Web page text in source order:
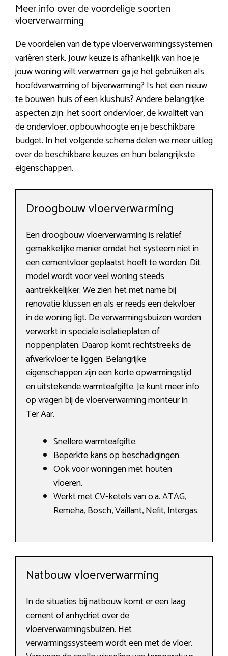
Meer info over de voordelige soorten
vloerverwarming
De voordelen van de type vloerverwarmingssystemen
variëren sterk. Jouw keuze is afhankelijk van hoe je
jouw woning wilt verwarmen: ga je het gebruiken als
hoofdverwarming of bijverwarming? Is het een nieuw
te bouwen huis of een klushuis? Andere belangrijke
aspecten zijn: het soort ondervloer, de kwaliteit van
de ondervloer, opbouwhoogte en je beschikbare
budget. In het volgende schema delen we meer uitleg
over de beschikbare keuzes en hun belangrijkste
eigenschappen.
Droogbouw vloerverwarming
Een droogbouw vloerverwarming is relatief
gemakkelijke manier omdat het systeem niet in
een cementvloer geplaatst hoeft te worden. Dit
model wordt voor veel woning steeds
aantrekkelijker. We zien het met name bij
renovatie klussen en als er reeds een dekvloer
in de woning ligt. De verwarmingsbuizen worden
verwerkt in speciale isolatieplaten of
noppenplaten. Daarop komt rechtstreeks de
afwerkvloer te liggen. Belangrijke
eigenschappen zijn een korte opwarmingstijd
en uitstekende warmteafgifte. Je kunt meer info
op vragen bij de vloerverwarming monteur in
Ter Aar.
Snellere warmteafgifte.
Beperkte kans op beschadigingen.
Ook voor woningen met houten
vloeren.
Werkt met CV-ketels van o.a. ATAG,
Remeha, Bosch, Vaillant, Nefit, Intergas.
Natbouw vloerverwarming
In de situaties bij natbouw komt er een laag
cement of anhydriet over de
vloerverwarmingsbuizen. Het
verwarmingssysteem wordt een met de vloer.